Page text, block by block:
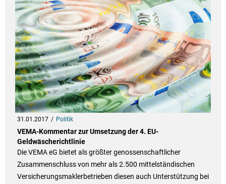
31.01.2017 Politik
VEMA-Kommentar zur Umsetzung der 4. EU-
Geldwäscherichtlinie
Die VEMA eG bietet als größter genossenschaftlicher
Zusammenschluss von mehr als 2.500 mittelständischen
Versicherungsmaklerbetrieben diesen auch Unterstützung bei